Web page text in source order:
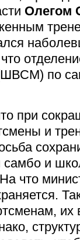
Олегом
ШВСМ) по
при
и
самбо и
что
их